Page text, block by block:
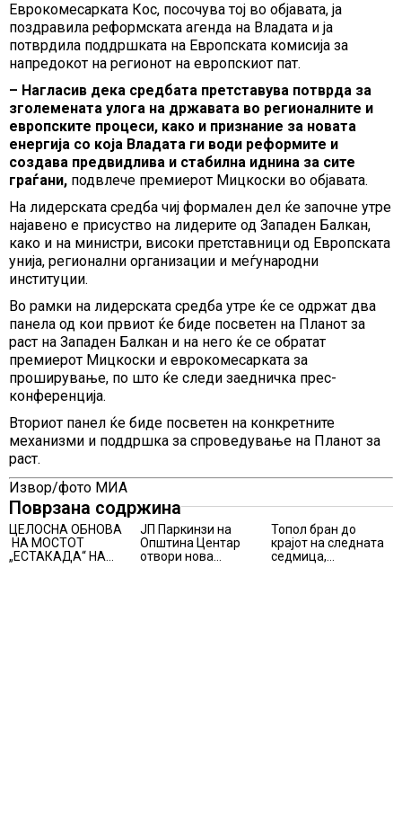
Еврокомесарката Кос, посочува тој во објавата, ја
поздравила реформската агенда на Владата и ја
потврдила поддршката на Европската комисија за
напредокот на регионот на европскиот пат.
– Нагласив дека средбата претставува потврда за
зголемената улога на државата во регионалните и
европските процеси, како и признание за новата
енергија со која Владата ги води реформите и
создава предвидлива и стабилна иднина за сите
граѓани, подвлече премиерот Мицкоски во објавата.
На лидерската средба чиј формален дел ќе започне утре
најавено е присуство на лидерите од Западен Балкан,
како и на министри, високи претставници од Европската
унија, регионални организации и меѓународни
институции.
Во рамки на лидерската средба утре ќе се одржат два
панела од кои првиот ќе биде посветен на Планот за
раст на Западен Балкан и на него ќе се обратат
премиерот Мицкоски и еврокомесарката за
проширување, по што ќе следи заедничка прес-
конференција.
Вториот панел ќе биде посветен на конкретните
механизми и поддршка за спроведување на Планот за
раст.
Извор/фото МИА
Поврзана содржина
ЦЕЛОСНА ОБНОВА
НА МОСТОТ
„ЕСТАКАДА“ НА
ЈП Паркинзи на
Општина Центар
отвори нова
Топол бран до
крајот на следната
седмица,